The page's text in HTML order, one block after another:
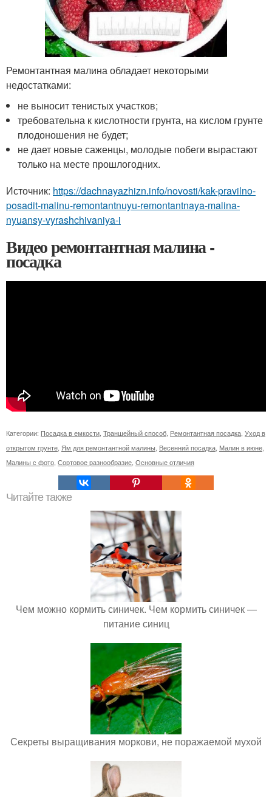
Ремонтантная малина обладает некоторыми
недостатками:
не выносит тенистых участков;
требовательна к кислотности грунта, на кислом грунте
плодоношения не будет;
не дает новые саженцы, молодые побеги вырастают
только на месте прошлогодних.
Источник: https://dachnayazhizn.info/novosti/kak-pravilno-
posadit-malinu-remontantnuyu-remontantnaya-malina-
nyuansy-vyrashchivaniya-i
Видео ремонтантная малина -
посадка
Категории: Посадка в емкости, Траншейный способ, Ремонтантная посадка, Уход в
открытом грунте, Ям для ремонтантной малины, Весенний посадка, Малин в июне,
Малины с фото, Сортовое разнообразие, Основные отличия
Читайте также
Чем можно кормить синичек. Чем кормить синичек —
питание синиц
Секреты выращивания моркови, не поражаемой мухой